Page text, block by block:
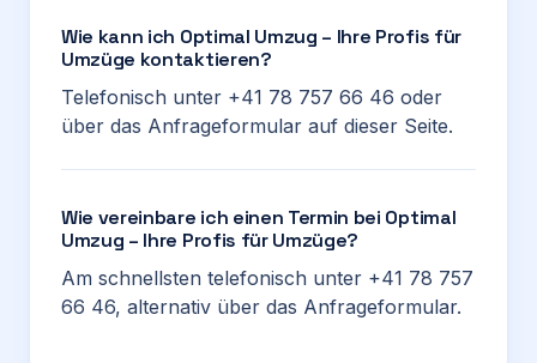
Wie kann ich Optimal Umzug – Ihre Profis für
Umzüge kontaktieren?
Telefonisch unter +41 78 757 66 46 oder
über das Anfrageformular auf dieser Seite.
Wie vereinbare ich einen Termin bei Optimal
Umzug – Ihre Profis für Umzüge?
Am schnellsten telefonisch unter +41 78 757
66 46, alternativ über das Anfrageformular.